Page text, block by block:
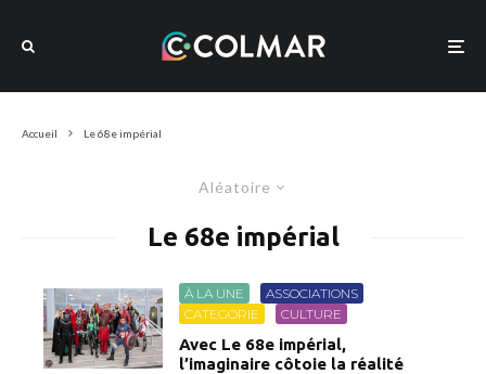
Accueil Le 68e impérial
Aléatoire
Le 68e impérial
À LA UNE
ASSOCIATIONS
CATEGORIE
CULTURE
Avec Le 68e impérial,
l’imaginaire côtoie la réalité